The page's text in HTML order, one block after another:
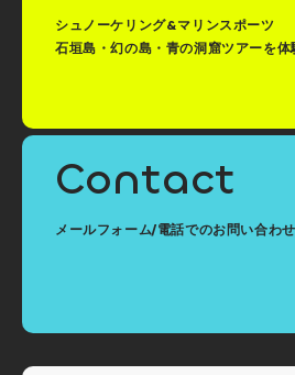
シュノーケリング&マリンスポーツ
石垣島・幻の島・青の洞窟ツアーを体
Contact
メールフォーム/電話でのお問い合わ